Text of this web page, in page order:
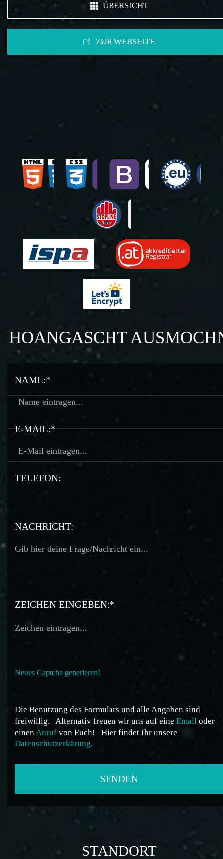
ÜBERSICHT
ZUR WEBSEITE
HOANGASCHT
NAME:*
E-MAIL:*
TELEFON:
TELEFON:
NACHRICHT:
ZEICHEN EINGEBEN:*
Neues Captcha generieren!
Die Benutzung des Formulars und alle Angaben sind
freiwillig.
Alternativ freuen wir uns auf eine Email oder
einenAnruf von Euch!
Hier findet Ihr unsere
Datenschutzerkärung.
STANDORT